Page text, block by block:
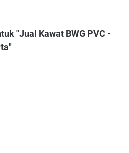
"Jual Kawat BWG PVC -